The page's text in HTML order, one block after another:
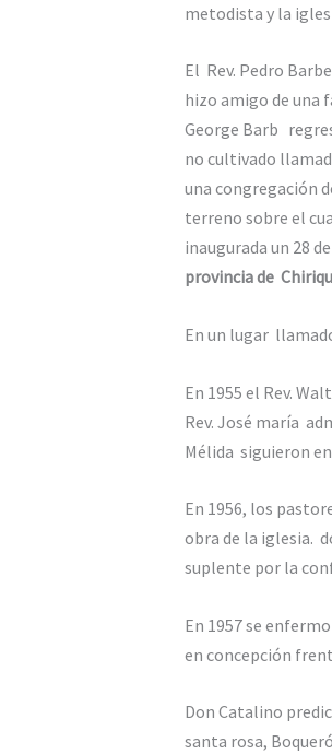
metodista y la
El Rev. Pedro
hizo amigo de una
George Barb
no cultivado
una congregación
terreno sobre el
inaugurada un 28
provincia de
En un lugar
En 1955 el Rev.
Rev. José maría
Mélida siguieron
En 1956, los
obra de la iglesia.
suplente por la
En 1957 se
en concepción
Don Catalino
santa rosa,